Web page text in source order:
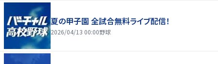
夏の甲子園 全試合無料ライブ配信！
2026/04/13 00:00野球